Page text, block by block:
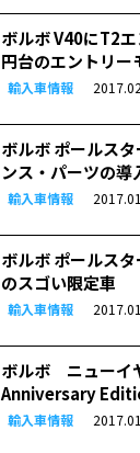
ボルボ V40にT2
円台のエントリー
輸入車情報
ボルボ ポールス
ンス・パーツの導
輸入車情報
ボルボ ポールス
のスゴい限定車
輸入車情報
ボルボ ニューイ
Anniversary
輸入車情報